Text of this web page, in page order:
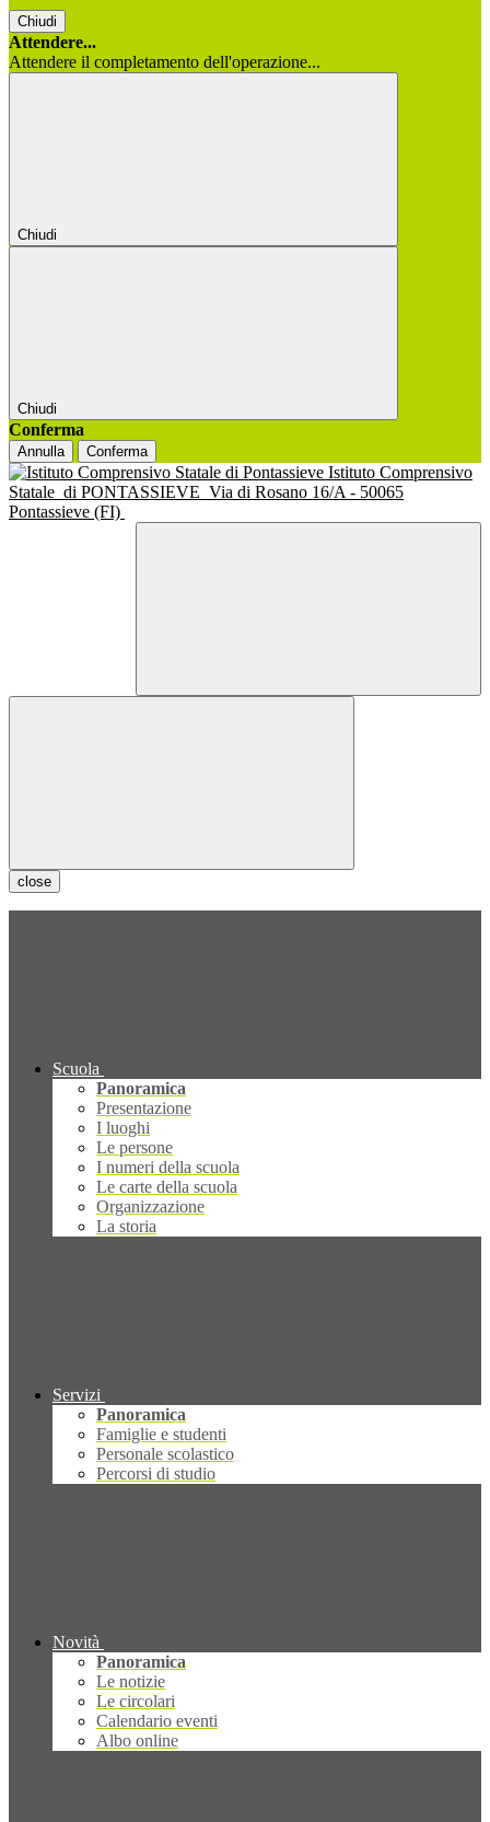
Chiudi
Attendere...
Attendere il completamento dell'operazione...
Chiudi
Chiudi
Conferma
Annulla Conferma
Istituto Comprensivo
Statale di PONTASSIEVE Via di Rosano 16/A - 50065
Pontassieve (FI)
close
Scuola
Panoramica
Presentazione
I luoghi
Le persone
I numeri della scuola
Le carte della scuola
Organizzazione
La storia
Servizi
Panoramica
Famiglie e studenti
Personale scolastico
Percorsi di studio
Novità
Panoramica
Le notizie
Le circolari
Calendario eventi
Albo online